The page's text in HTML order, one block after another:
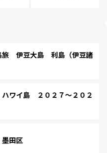
伊豆大島 利島（伊豆諸
ワイ島 ２０２７～２０２
田区